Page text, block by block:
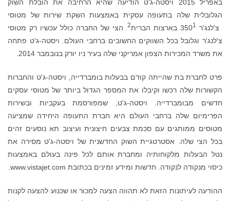
באפריל 2015 ויסטה-ג'ט הודיעה שהיא הרחיבה את הובלת השוק
הגלובלית שלה בתעופה עסקית באמצעות השקת שירות של מטוסי
צ'לנג'ר 350 1 בארצות הברית2. הצי של החברה כולל עכשיו רק מטוסי
צ'לנג'ר וגלובל בכל השווקים החשובים ברחבי העולם. ויסטה-ג'ט פתחה
את משרד המכירות הצפון אמריקני שלה בעיר ניו יורק בנובמבר 2014.
פרט לחברת בת שהייתה קודם בבעלות בומברדייה, ויסטה-ג'ט והחברות
הקשורות שלה רכשו וקיבלו את המספר הגדול ביותר של מטוסי עסקים
חדשים מבומברדייה. ויסטה-ג'ט, שמפורסמת בעקביות ובשירות
הפרימיום שלה ברחבי העולם היא חברת התעופה היחידה שמציעה
מטוסים ממותגים עם סכמת צבעים חיצונית ועיצוב תא נוסעים זהים
בכל הצי שלה. אסטרטגיית השוק החדשנית של ויסטה-ג'ט מסירה את
נטל הבעלות מלקוחותיה ומחברת אותם לכל פינה בעולם באמצעות
כיסוי מנקודה לנקודה. חדשות ומידע זמינים בכתובת www.vistajet.com.
ההודעה לעיתונות הזאת לא תהווה הצעה למכור או שכנוע להצעה לקנות